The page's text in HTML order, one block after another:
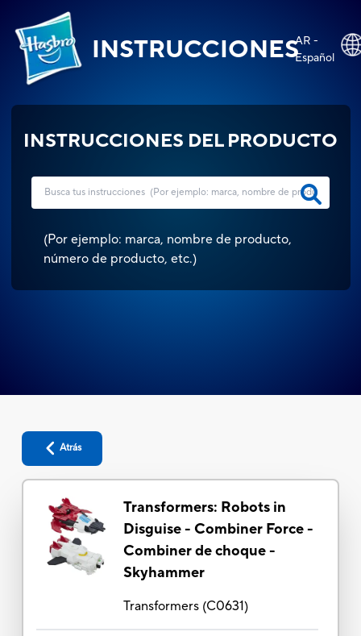
INSTRUCCIONESAR -
Español
INSTRUCCIONES DEL PRODUCTO
(Por ejemplo: marca, nombre de producto,
número de producto, etc.)
Atrás
Transformers: Robots in
Disguise - Combiner Force -
Combiner de choque -
Skyhammer
Transformers(C0631)